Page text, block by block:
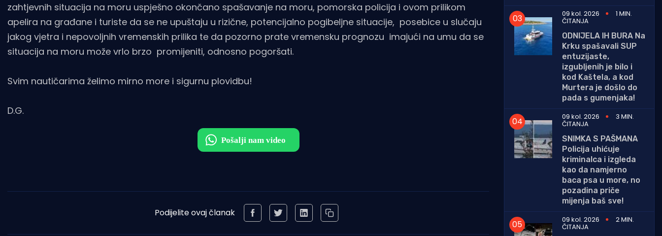
zahtjevnih situacija na moru uspješno okončano spašavanje na moru, pomorska policija i ovom prilikom
apelira na građane i turiste da se ne upuštaju u rizične, potencijalno pogibeljne situacije, posebice u slučaju
jakog vjetra i nepovoljnih vremenskih prilika te da pozorno prate vremensku prognozu imajući na umu da se
situacija na moru može vrlo brzo promijeniti, odnosno pogoršati.
Svim nautičarima želimo mirno more i sigurnu plovidbu!
D.G.
Podijelite ovaj članak
09 kol. 2026
1 MIN.
ČITANJA
ODNIJELA IH BURA Na
Krku spašavali SUP
entuzijaste,
izgubljenih je bilo i
kod Kaštela, a kod
Murtera je došlo do
pada s gumenjaka!
09 kol. 2026
3 MIN.
ČITANJA
SNIMKA S PAŠMANA
Policija uhićuje
kriminalca i izgleda
kao da namjerno
baca psa u more, no
pozadina priče
mijenja baš sve!
09 kol. 2026
2 MIN.
ČITANJA